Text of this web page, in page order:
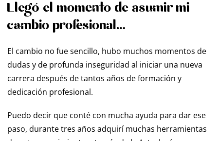
Llegó el momento de asumir mi
cambio profesional…
El cambio no fue sencillo, hubo muchos momentos de
dudas y de profunda inseguridad al iniciar una nueva
carrera después de tantos años de formación y
dedicación profesional.
Puedo decir que conté con mucha ayuda para dar ese
paso, durante tres años adquirí muchas herramientas